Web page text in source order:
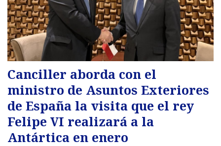
Canciller aborda con el
ministro de Asuntos Exteriores
de España la visita que el rey
Felipe VI realizará a la
Antártica en enero